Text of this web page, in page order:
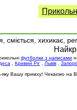
сміється, хихикає,
футболки з написами
Кривий Ріг Львів
яку Вашу примху! Чекаємо на